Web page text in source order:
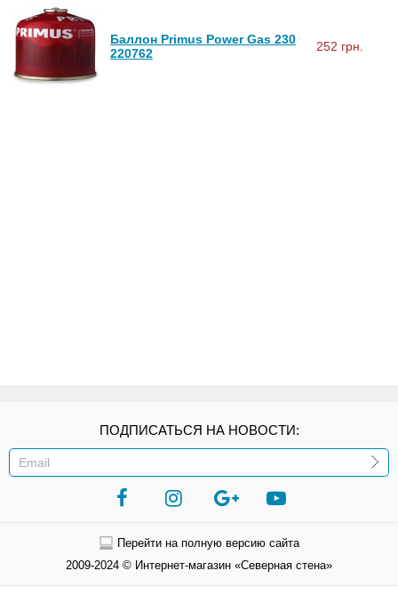
Баллон Primus Power Gas 230
220762
252 грн.
ПОДПИСАТЬСЯ НА НОВОСТИ:
Перейти на полную версию сайта
2009-2024 © Интернет-магазин «Северная стена»